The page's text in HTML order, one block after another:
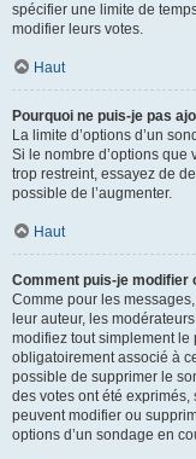
spécifier une limite de
modifier leurs votes.
Haut
Pourquoi ne puis-je pas
La limite d’options d’un
Si le nombre d’options
trop restreint, essayez de
possible de l’augmenter.
Haut
Comment puis-je modifier
Comme pour les
leur auteur, les
modifiez tout simplement
obligatoirement associé à
possible de supprimer le
des votes ont été
peuvent modifier ou
options d’un sondage en